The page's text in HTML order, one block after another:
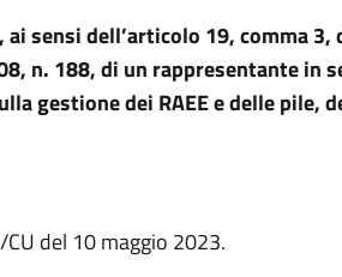
ai sensi dell’articolo 19, comma
n. 188, di un rappresentante in
gestione dei RAEE e delle pile,
del 10 maggio 2023.